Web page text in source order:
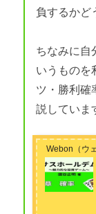
負するかど
ちなみに自
いうものを
ツ・勝利確
説していま
Webon（ウ